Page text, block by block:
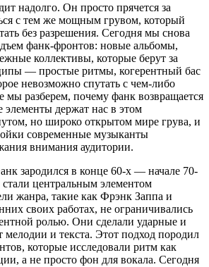
надолго. Он просто прячется за
с тем же мощным грувом, который
без разрешения. Сегодня мы снова
фанк-фронтов: новые альбомы,
коллективы, которые берут за
— простые ритмы, когерентный бас
невозможно спутать с чем-либо
мы разберем, почему фанк возвращается
элементы держат нас в этом
но широко открытом мире грува, и
современные музыканты
внимания аудитории.
зародился в конце 60-х — начале 70-
центральным элементом
жанра, такие как Фрэнк Заппа и
своих работах, не ограничивались
ролью. Они сделали ударные и
и текста. Этот подход породил
которые исследовали ритм как
а не просто фон для вокала. Сегодня